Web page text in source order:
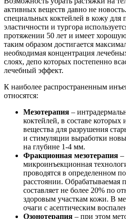
активных веществ давно не
специальных коктейлей в кожу для
эластичности и тургора
протяжении 50 лет и имеет
таким образом достигается
необходимая концентрация
слоях, депо которых постепенно
лечебный эффект.
К наиболее распространенным
относятся:
Мезотерапия –
коктейлей, в составе
вещества для разрушения
и стимуляции выработки
на глубине 1-4 мм.
Фракционная мезотерапия –
микроинъекционная
проводятся в определенном
расстоянии. Обрабатываемая
составляет не более 20% по
здоровым участкам кожи. В
очаги с асептическим
Озонотерапия – при этом